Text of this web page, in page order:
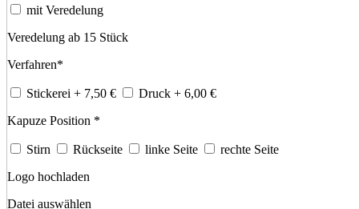
mit Veredelung
Veredelung ab 15 Stück
Verfahren*
Stickerei + 7,50 € Druck + 6,00 €
Kapuze Position *
Stirn Rückseite linke Seite
rechte Seite
Logo hochladen
Datei auswählen